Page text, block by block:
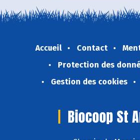
Accueil Contact
Protection des
Gestion des cookies
Biocoop St